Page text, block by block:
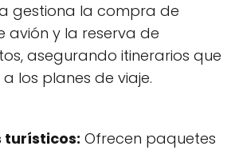
gestiona la compra de
avión y la reserva de
asegurando itinerarios que
los planes de viaje.
turísticos: Ofrecen paquetes